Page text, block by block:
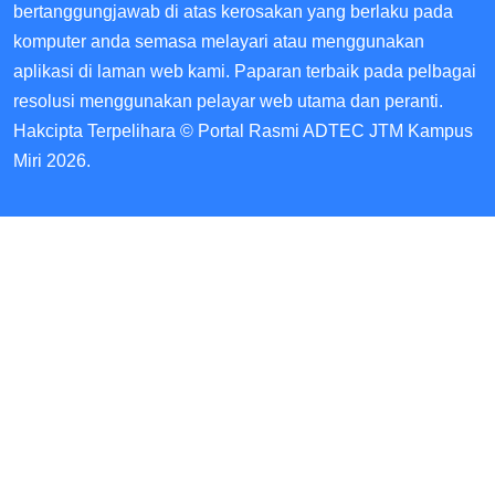
bertanggungjawab di atas kerosakan yang berlaku pada
komputer anda semasa melayari atau menggunakan
aplikasi di laman web kami. Paparan terbaik pada pelbagai
resolusi menggunakan pelayar web utama dan peranti.
Hakcipta Terpelihara © Portal Rasmi ADTEC JTM Kampus
Miri 2026.